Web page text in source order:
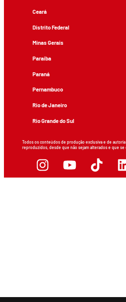
Ceará
Distrito Federal
Minas Gerais
Paraíba
Paraná
Pernambuco
Rio de Janeiro
Rio Grande do Sul
Todos os conteúdos de produção exclusiva e de
reproduzidos, desde que não sejam alterados e que